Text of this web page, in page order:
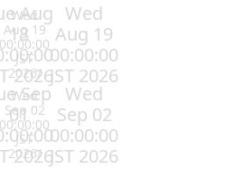
Aug
18
2026
Wed
Aug 19
00:00:00
JST
2026/
Wed
Aug 19
00:00:00
JST 2026
Sep
01
2026
Wed
Sep 02
00:00:00
JST
2026/
Wed
Sep 02
00:00:00
JST 2026